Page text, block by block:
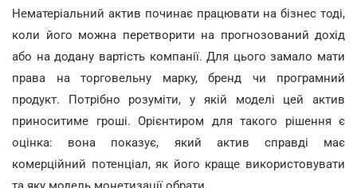
Нематеріальний актив починає працювати на бізнес тоді,
коли його можна перетворити на прогнозований дохід
або на додану вартість компанії. Для цього замало мати
права на торговельну марку, бренд чи програмний
продукт. Потрібно розуміти, у якій моделі цей актив
приноситиме гроші. Орієнтиром для такого рішення є
оцінка: вона показує, який актив справді має
комерційний потенціал, як його краще використовувати